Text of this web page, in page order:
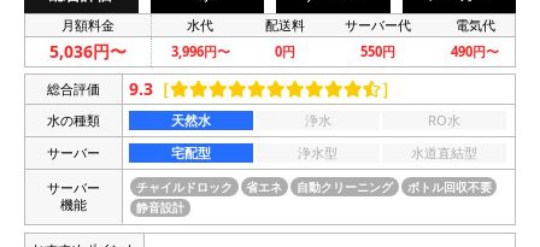
月額料金 水代 配送料 サーバー代 電気代
5,036円〜 3,996円〜 0円 550円 490円〜
総合評価 9.3 ［ ］
水の種類 天然水 浄水
RO水
サーバー
宅配型 浄水型
水道直結型
サーバー
機能
チャイルドロック 省エネ 自動クリーニング
ボトル回収不要
静音設計